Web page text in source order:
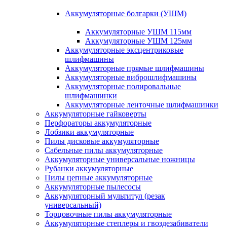
Аккумуляторные болгарки (УШМ)
Аккумуляторные УШМ 115мм
Аккумуляторные УШМ 125мм
Аккумуляторные эксцентриковые
шлифмашины
Аккумуляторные прямые шлифмашины
Аккумуляторные виброшлифмашины
Аккумуляторные полировальные
шлифмашинки
Аккумуляторные ленточные шлифмашинки
Аккумуляторные гайковерты
Перфораторы аккумуляторные
Лобзики аккумуляторные
Пилы дисковые аккумуляторные
Сабельные пилы аккумуляторные
Аккумуляторные универсальные ножницы
Рубанки аккумуляторные
Пилы цепные аккумуляторные
Аккумуляторные пылесосы
Аккумуляторный мультитул (резак
универсальный)
Торцовочные пилы аккумуляторные
Аккумуляторные степлеры и гвоздезабиватели